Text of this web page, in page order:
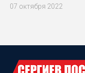
07 октября 2022